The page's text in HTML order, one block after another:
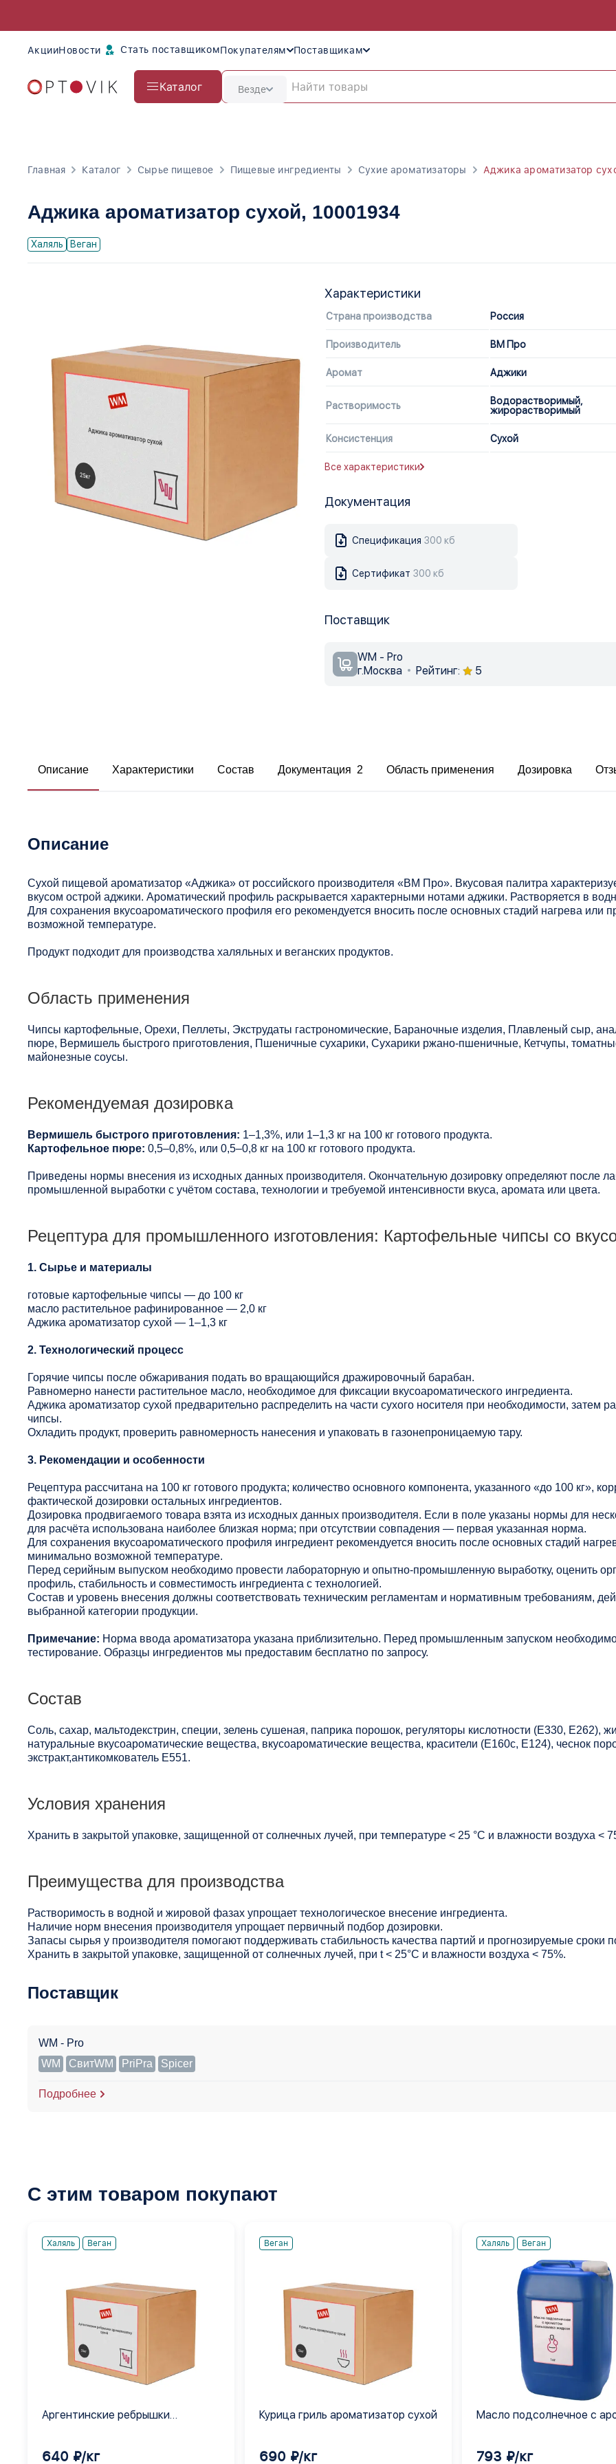
АкцииНовости Стать поставщикомПокупателям Поставщикам
Каталог Везде
Главная Каталог Сырье пищевое Пищевые ингредиенты Сухие ароматизаторы Аджика ароматизатор
Аджика ароматизатор сухой, 10001934
Халяль Веган
Характеристики
Страна производства Россия
Производитель ВМ Про
Аромат Аджики
Растворимость
Водорастворимый,
жирорастворимый
Консистенция Сухой
Все характеристики
Документация
Спецификация 300 кб
Сертификат 300 кб
Поставщик
WM - Pro
г.Москва
Рейтинг: 5
Описание Характеристики Состав Документация 2 Область применения Дозировка
Описание
Сухой пищевой ароматизатор «Аджика» от российского производителя «ВМ Про». Вкусовая палитра
вкусом острой аджики. Ароматический профиль раскрывается характерными нотами аджики. Растворяется в
Для сохранения вкусоароматического профиля его рекомендуется вносить после основных стадий нагрева или
возможной температуре.
Продукт подходит для производства халяльных и веганских продуктов.
Область применения
Чипсы картофельные, Орехи, Пеллеты, Экструдаты гастрономические, Бараночные изделия, Плавленый сыр,
пюре, Вермишель быстрого приготовления, Пшеничные сухарики, Сухарики ржано-пшеничные, Кетчупы,
майонезные соусы.
Рекомендуемая дозировка
Вермишель быстрого приготовления: 1–1,3%, или 1–1,3 кг на 100 кг готового продукта.
Картофельное пюре: 0,5–0,8%, или 0,5–0,8 кг на 100 кг готового продукта.
Приведены нормы внесения из исходных данных производителя. Окончательную дозировку определяют после
промышленной выработки с учётом состава, технологии и требуемой интенсивности вкуса, аромата или цвета.
Рецептура для промышленного изготовления: Картофельные чипсы со
1. Сырье и материалы
готовые картофельные чипсы — до 100 кг
масло растительное рафинированное — 2,0 кг
Аджика ароматизатор сухой — 1–1,3 кг
2. Технологический процесс
Горячие чипсы после обжаривания подать во вращающийся дражировочный барабан.
Равномерно нанести растительное масло, необходимое для фиксации вкусоароматического ингредиента.
Аджика ароматизатор сухой предварительно распределить на части сухого носителя при необходимости, затем
чипсы.
Охладить продукт, проверить равномерность нанесения и упаковать в газонепроницаемую тару.
3. Рекомендации и особенности
Рецептура рассчитана на 100 кг готового продукта; количество основного компонента, указанного «до 100 кг»,
фактической дозировки остальных ингредиентов.
Дозировка продвигаемого товара взята из исходных данных производителя. Если в поле указаны нормы для
для расчёта использована наиболее близкая норма; при отсутствии совпадения — первая указанная норма.
Для сохранения вкусоароматического профиля ингредиент рекомендуется вносить после основных стадий
минимально возможной температуре.
Перед серийным выпуском необходимо провести лабораторную и опытно-промышленную выработку, оценить
профиль, стабильность и совместимость ингредиента с технологией.
Состав и уровень внесения должны соответствовать техническим регламентам и нормативным требованиям,
выбранной категории продукции.
Примечание: Норма ввода ароматизатора указана приблизительно. Перед промышленным запуском
тестирование. Образцы ингредиентов мы предоставим бесплатно по запросу.
Состав
Соль, сахар, мальтодекстрин, специи, зелень сушеная, паприка порошок, регуляторы кислотности (Е330, Е262),
натуральные вкусоароматические вещества, вкусоароматические вещества, красители (Е160с, Е124), чеснок
экстракт,антикомкователь Е551.
Условия хранения
Хранить в закрытой упаковке, защищенной от солнечных лучей, при температуре < 25 °C и влажности воздуха <
Преимущества для производства
Растворимость в водной и жировой фазах упрощает технологическое внесение ингредиента.
Наличие норм внесения производителя упрощает первичный подбор дозировки.
Запасы сырья у производителя помогают поддерживать стабильность качества партий и прогнозируемые сроки
Хранить в закрытой упаковке, защищенной от солнечных лучей, при t < 25°С и влажности воздуха < 75%.
Поставщик
WM - Pro
WM
СвитWM PriPra Spicer
Подробнее
С этим товаром покупают
Халяль Веган
Аргентинские ребрышки
640 ₽/кг
Веган
Курица гриль ароматизатор сухой
690 ₽/кг
Халяль Веган
Масло подсолнечное с
793 ₽/кг